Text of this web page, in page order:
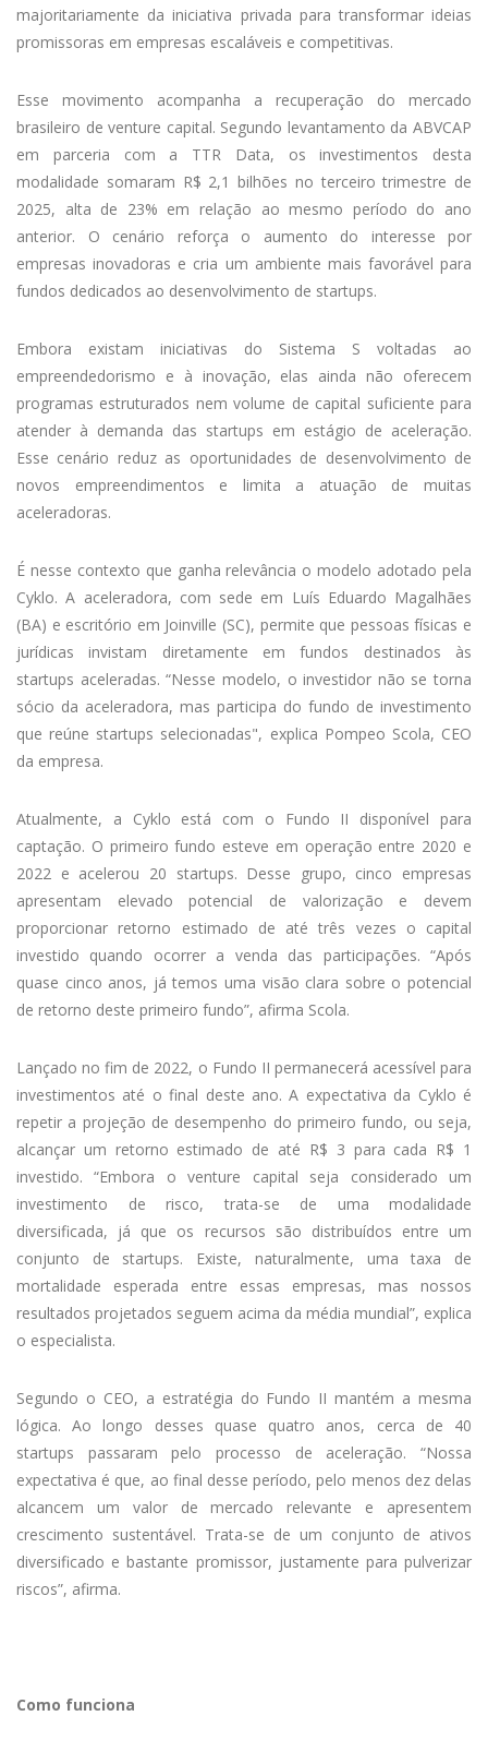
majoritariamente da iniciativa privada para transformar ideias
promissoras em empresas escaláveis e competitivas.
Esse movimento acompanha a recuperação do mercado
brasileiro de venture capital. Segundo levantamento da ABVCAP
em parceria com a TTR Data, os investimentos desta
modalidade somaram R$ 2,1 bilhões no terceiro trimestre de
2025, alta de 23% em relação ao mesmo período do ano
anterior. O cenário reforça o aumento do interesse por
empresas inovadoras e cria um ambiente mais favorável para
fundos dedicados ao desenvolvimento de startups.
Embora existam iniciativas do Sistema S voltadas ao
empreendedorismo e à inovação, elas ainda não oferecem
programas estruturados nem volume de capital suficiente para
atender à demanda das startups em estágio de aceleração.
Esse cenário reduz as oportunidades de desenvolvimento de
novos empreendimentos e limita a atuação de muitas
aceleradoras.
É nesse contexto que ganha relevância o modelo adotado pela
Cyklo. A aceleradora, com sede em Luís Eduardo Magalhães
(BA) e escritório em Joinville (SC), permite que pessoas físicas e
jurídicas invistam diretamente em fundos destinados às
startups aceleradas. “Nesse modelo, o investidor não se torna
sócio da aceleradora, mas participa do fundo de investimento
que reúne startups selecionadas", explica Pompeo Scola, CEO
da empresa.
Atualmente, a Cyklo está com o Fundo II disponível para
captação. O primeiro fundo esteve em operação entre 2020 e
2022 e acelerou 20 startups. Desse grupo, cinco empresas
apresentam elevado potencial de valorização e devem
proporcionar retorno estimado de até três vezes o capital
investido quando ocorrer a venda das participações. “Após
quase cinco anos, já temos uma visão clara sobre o potencial
de retorno deste primeiro fundo”, afirma Scola.
Lançado no fim de 2022, o Fundo II permanecerá acessível para
investimentos até o final deste ano. A expectativa da Cyklo é
repetir a projeção de desempenho do primeiro fundo, ou seja,
alcançar um retorno estimado de até R$ 3 para cada R$ 1
investido. “Embora o venture capital seja considerado um
investimento de risco, trata-se de uma modalidade
diversificada, já que os recursos são distribuídos entre um
conjunto de startups. Existe, naturalmente, uma taxa de
mortalidade esperada entre essas empresas, mas nossos
resultados projetados seguem acima da média mundial”, explica
o especialista.
Segundo o CEO, a estratégia do Fundo II mantém a mesma
lógica. Ao longo desses quase quatro anos, cerca de 40
startups passaram pelo processo de aceleração. “Nossa
expectativa é que, ao final desse período, pelo menos dez delas
alcancem um valor de mercado relevante e apresentem
crescimento sustentável. Trata-se de um conjunto de ativos
diversificado e bastante promissor, justamente para pulverizar
riscos”, afirma.
Como funciona